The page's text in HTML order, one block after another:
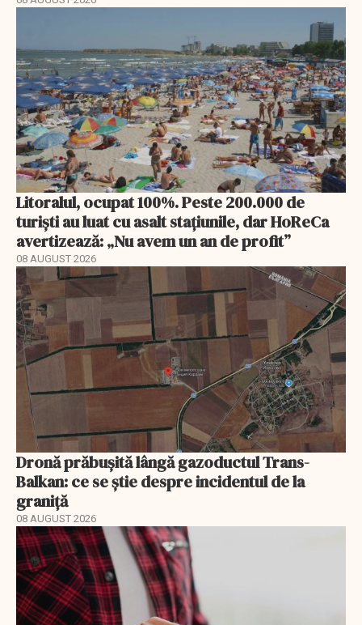
Litoralul, ocupat 100%. Peste 200.000 de
turiști au luat cu asalt stațiunile, dar HoReCa
avertizează: „Nu avem un an de profit”
08 AUGUST 2026
Dronă prăbușită lângă gazoductul Trans-
Balkan: ce se știe despre incidentul de la
graniță
08 AUGUST 2026